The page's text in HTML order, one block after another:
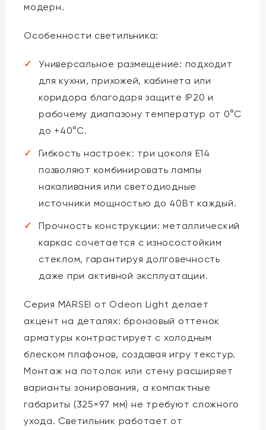
модерн.
Особенности светильника:
Универсальное размещение: подходит
для кухни, прихожей, кабинета или
коридора благодаря защите IP20 и
рабочему диапазону температур от 0°C
до +40°C.
Гибкость настроек: три цоколя E14
позволяют комбинировать лампы
накаливания или светодиодные
источники мощностью до 40Вт каждый.
Прочность конструкции: металлический
каркас сочетается с износостойким
стеклом, гарантируя долговечность
даже при активной эксплуатации.
Серия MARSEI от Odeon Light делает
акцент на деталях: бронзовый оттенок
арматуры контрастирует с холодным
блеском плафонов, создавая игру текстур.
Монтаж на потолок или стену расширяет
варианты зонирования, а компактные
габариты (325×97 мм) не требуют сложного
ухода. Светильник работает от